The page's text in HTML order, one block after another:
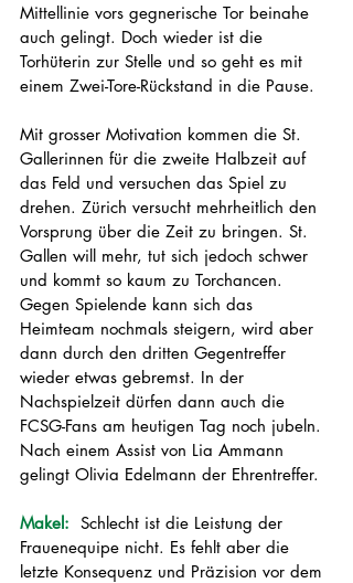
Mittellinie vors gegnerische Tor beinahe
auch gelingt. Doch wieder ist die
Torhüterin zur Stelle und so geht es mit
einem Zwei-Tore-Rückstand in die Pause.
Mit grosser Motivation kommen die St.
Gallerinnen für die zweite Halbzeit auf
das Feld und versuchen das Spiel zu
drehen. Zürich versucht mehrheitlich den
Vorsprung über die Zeit zu bringen. St.
Gallen will mehr, tut sich jedoch schwer
und kommt so kaum zu Torchancen.
Gegen Spielende kann sich das
Heimteam nochmals steigern, wird aber
dann durch den dritten Gegentreffer
wieder etwas gebremst. In der
Nachspielzeit dürfen dann auch die
FCSG-Fans am heutigen Tag noch jubeln.
Nach einem Assist von Lia Ammann
gelingt Olivia Edelmann der Ehrentreffer.
Makel: Schlecht ist die Leistung der
Frauenequipe nicht. Es fehlt aber die
letzte Konsequenz und Präzision vor dem